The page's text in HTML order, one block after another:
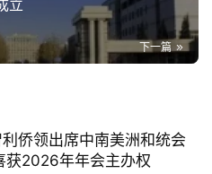
立
下一篇
利侨领出席中南美洲和统会
获2026年年会主办权